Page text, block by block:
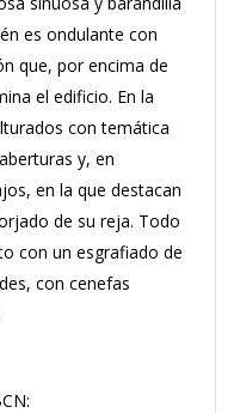
es ondulante con
que, por encima de
el edificio. En la
con temática
y, en
en la que destacan
de su reja. Todo
con un esgrafiado de
con cenefas